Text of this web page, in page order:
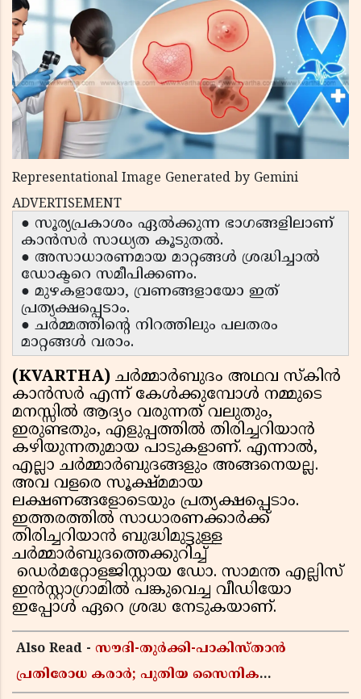
Representational Image Generated by Gemini
ADVERTISEMENT
● സൂര്യപ്രകാശം ഏൽക്കുന്ന ഭാഗങ്ങളിലാണ്
കാൻസർ സാധ്യത കൂടുതൽ.
● അസാധാരണമായ മാറ്റങ്ങൾ ശ്രദ്ധിച്ചാൽ
ഡോക്ടറെ സമീപിക്കണം.
● മുഴകളായോ, വ്രണങ്ങളായോ ഇത്
പ്രത്യക്ഷപ്പെടാം.
● ചർമ്മത്തിൻ്റെ നിറത്തിലും പലതരം
മാറ്റങ്ങൾ വരാം.
(KVARTHA) ചർമ്മാർബുദം അഥവ സ്കിൻ
കാൻസർ എന്ന് കേൾക്കുമ്പോൾ നമ്മുടെ
മനസ്സിൽ ആദ്യം വരുന്നത് വലുതും,
ഇരുണ്ടതും, എളുപ്പത്തിൽ തിരിച്ചറിയാൻ
കഴിയുന്നതുമായ പാടുകളാണ്. എന്നാൽ,
എല്ലാ ചർമ്മാർബുദങ്ങളും അങ്ങനെയല്ല.
അവ വളരെ സൂക്ഷ്മമായ
ലക്ഷണങ്ങളോടെയും പ്രത്യക്ഷപ്പെടാം.
ഇത്തരത്തിൽ സാധാരണക്കാർക്ക്
തിരിച്ചറിയാൻ ബുദ്ധിമുട്ടുള്ള
ചർമ്മാർബുദത്തെക്കുറിച്ച്
ഡെർമറ്റോളജിസ്റ്റായ ഡോ. സാമന്ത എല്ലിസ്
ഇൻസ്റ്റാഗ്രാമിൽ പങ്കുവെച്ച വീഡിയോ
ഇപ്പോൾ ഏറെ ശ്രദ്ധ നേടുകയാണ്.
Also Read - സൗദി-തുർക്കി-പാകിസ്താൻ
പ്രതിരോധ കരാർ; പുതിയ സൈനിക